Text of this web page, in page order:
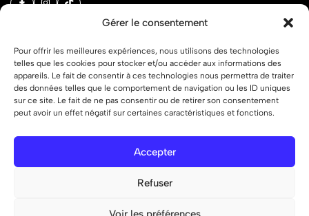
Gérer le consentement
Pour offrir les meilleures expériences, nous utilisons des technologies
telles que les cookies pour stocker et/ou accéder aux informations des
appareils. Le fait de consentir à ces technologies nous permettra de traiter
des données telles que le comportement de navigation ou les ID uniques
sur ce site. Le fait de ne pas consentir ou de retirer son consentement
peut avoir un effet négatif sur certaines caractéristiques et fonctions.
Accepter
Refuser
Liens